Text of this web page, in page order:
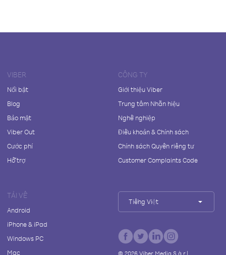
VIBER
Nổi bật
Blog
Bảo mật
Viber Out
Cước phí
Hỗ trợ
CÔNG TY
Giới thiệu Viber
Trung tâm Nhãn hiệu
Nghề nghiệp
Điều khoản & Chính sách
Chính sách Quyền riêng tư
Customer Complaints Code
TẢI VỀ
Android
iPhone & iPad
Windows PC
Mac
Tiếng Việt
© 2026Viber Media S.à r.l.